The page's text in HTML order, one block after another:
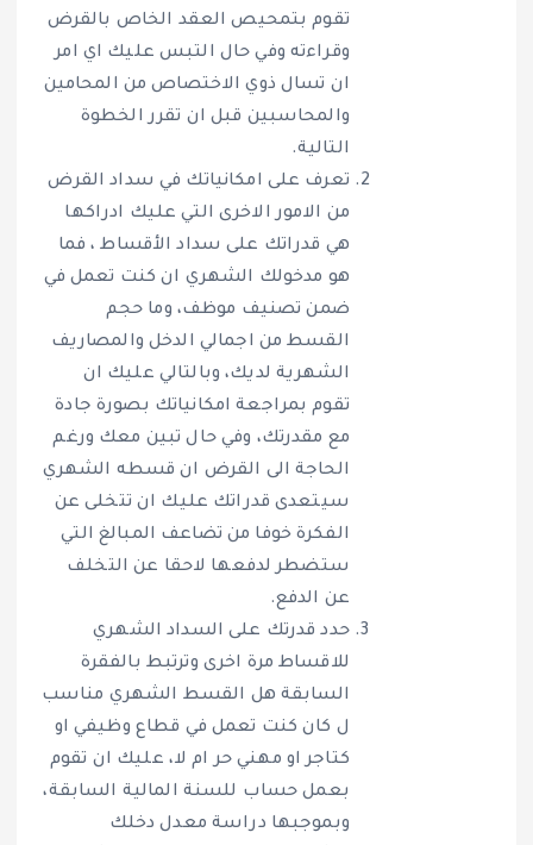
تقوم بتمحيص العقد الخاص بالقرض
وقراءته وفي حال التبس عليك اي امر
ان تسال ذوي الاختصاص من المحامين
والمحاسبين قبل ان تقرر الخطوة
التالية.
تعرف على امكانياتك في سداد القرض
من الامور الاخرى التي عليك ادراكها
هي قدراتك على سداد الأقساط ، فما
هو مدخولك الشهري ان كنت تعمل في
ضمن تصنيف موظف، وما حجم
القسط من اجمالي الدخل والمصاريف
الشهرية لديك، وبالتالي عليك ان
تقوم بمراجعة امكانياتك بصورة جادة
مع مقدرتك، وفي حال تبين معك ورغم
الحاجة الى القرض ان قسطه الشهري
سيتعدى قدراتك عليك ان تتخلى عن
الفكرة خوفا من تضاعف المبالغ التي
ستضطر لدفعها لاحقا عن التخلف
عن الدفع.
حدد قدرتك على السداد الشهري
للاقساط مرة اخرى وترتبط بالفقرة
السابقة هل القسط الشهري مناسب
ل كان كنت تعمل في قطاع وظيفي او
كتاجر او مهني حر ام لا، عليك ان تقوم
بعمل حساب للسنة المالية السابقة،
وبموجبها دراسة معدل دخلك